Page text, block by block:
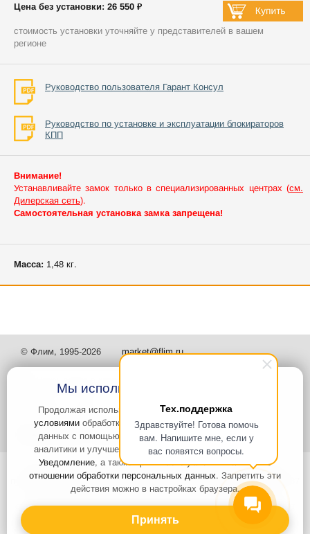
Тех.поддержка
Здравствуйте! Готова помочь
вам. Напишите мне, если у
вас появятся вопросы.
Цена без установки: 26 550 ₽
стоимость установки уточняйте у представителей в вашем
регионе
Руководство пользователя Гарант Консул
Руководство по установке и эксплуатации блокираторов
КПП
Внимание!
Устанавливайте замок только в специализированных центрах (см.
Дилерская сеть).
Самостоятельная установка замка запрещена!
Масса: 1,48 кг.
© Флим, 1995-2026 market@flim.ru
Задать вопрос Контакты
Интернет-сайт носит информационный характер и не является
публичной офертой, которая определяется положениями статьи 437
Гражданского кодекса РФ. Информация о характеристиках и
стоимости товаров, указанных на сайте, условия доставки может
быть изменена в одностороннем порядке. Информация по ценам,
может отличаться от фактической, к моменту оформления заказа.
Мы используем файлы Cookies
Продолжая использовать наш сайт, высоглашаетесь с
условиями обработки cookie-файлов и пользовательских
данных с помощью Яндекс.Метрика, необходимых для
аналитики и улучшения качества работы сайта и сервиса
Уведомление, а также принимаете условияПолитики в
отношении обработки персональных данных. Запретить эти
действия можно в настройках браузера.
Принять